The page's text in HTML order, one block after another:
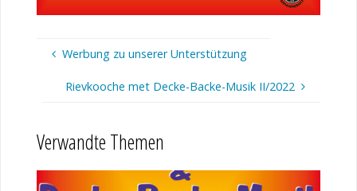
Werbung zu unserer Unterstützung
Rievkooche met Decke-Backe-Musik II/2022
Verwandte Themen